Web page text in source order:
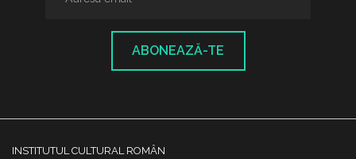
ABONEAZĂ-TE
INSTITUTUL CULTURAL ROMÂN